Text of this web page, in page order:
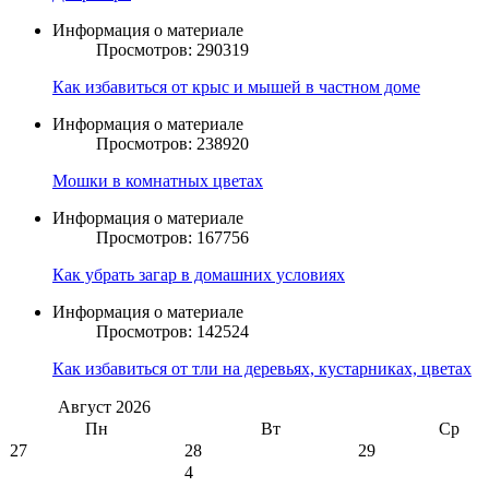
Информация о материале
Просмотров: 290319
Как избавиться от крыс и мышей в частном доме
Информация о материале
Просмотров: 238920
Мошки в комнатных цветах
Информация о материале
Просмотров: 167756
Как убрать загар в домашних условиях
Информация о материале
Просмотров: 142524
Как избавиться от тли на деревьях, кустарниках, цветах
Август 2026
Пн
Вт
Ср
27
28 29
4